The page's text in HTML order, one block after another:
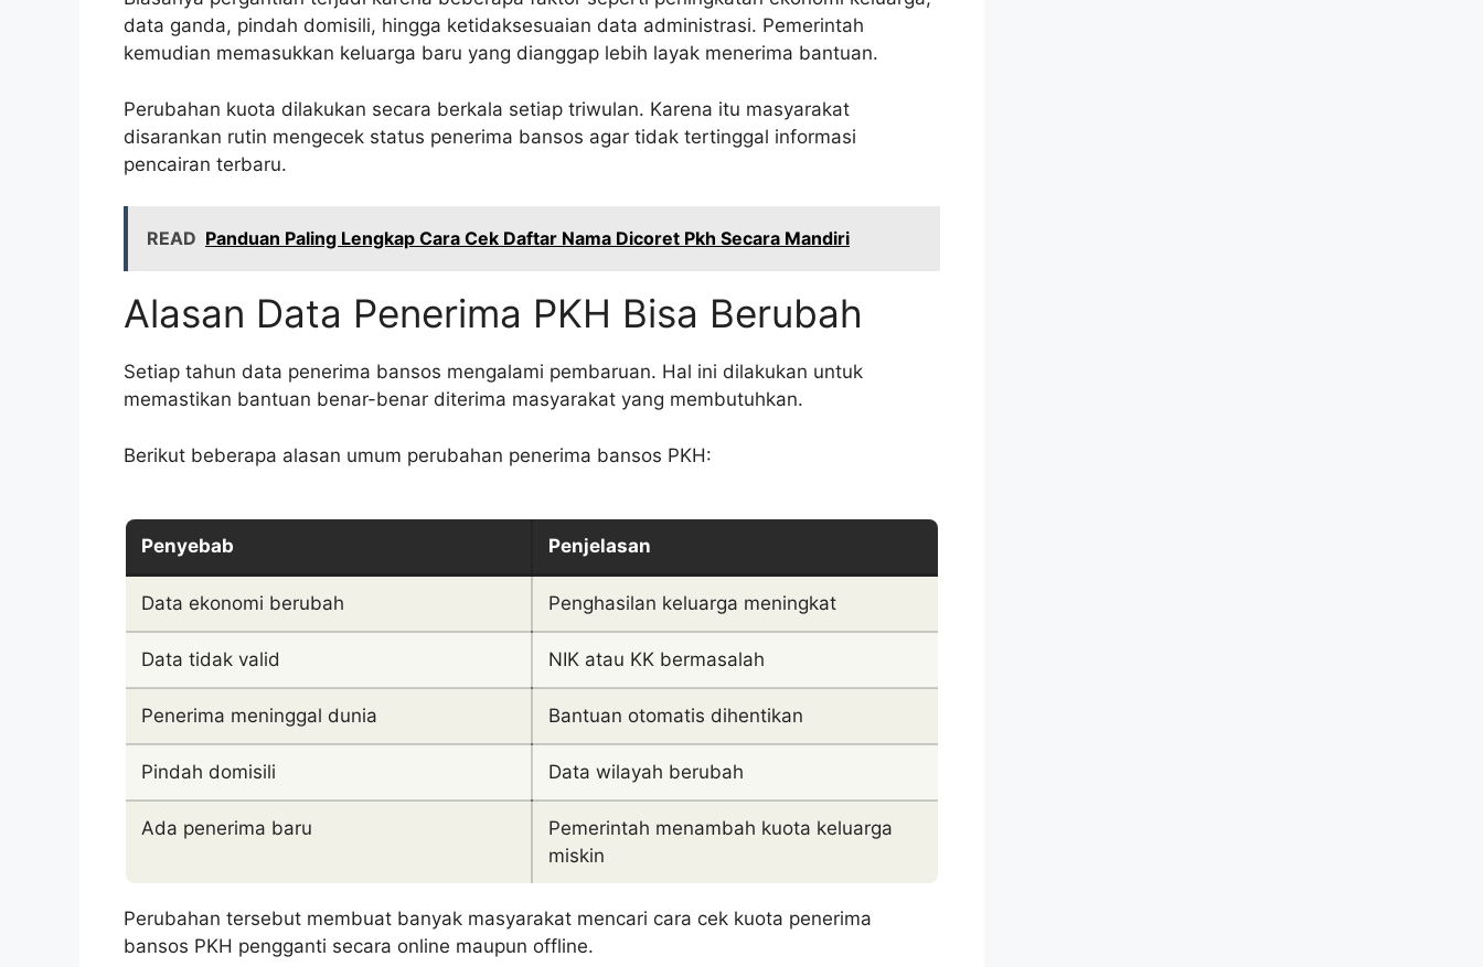
data ganda, pindah domisili, hingga ketidaksesuaian data administrasi. Pemerintah
kemudian memasukkan keluarga baru yang dianggap lebih layak menerima bantuan.
Perubahan kuota dilakukan secara berkala setiap triwulan. Karena itu masyarakat
disarankan rutin mengecek status penerima bansos agar tidak tertinggal informasi
pencairan terbaru.
READ Panduan Paling Lengkap Cara Cek Daftar Nama Dicoret Pkh Secara Mandiri
Alasan Data Penerima PKH Bisa Berubah
Setiap tahun data penerima bansos mengalami pembaruan. Hal ini dilakukan untuk
memastikan bantuan benar-benar diterima masyarakat yang membutuhkan.
Berikut beberapa alasan umum perubahan penerima bansos PKH:
Penyebab Penjelasan
Data ekonomi berubah Penghasilan keluarga meningkat
Data tidak valid NIK atau KK bermasalah
Penerima meninggal dunia Bantuan otomatis dihentikan
Pindah domisili Data wilayah berubah
Ada penerima baru
Pemerintah menambah kuota keluarga
miskin
Perubahan tersebut membuat banyak masyarakat mencari cara cek kuota penerima
bansos PKH pengganti secara online maupun offline.